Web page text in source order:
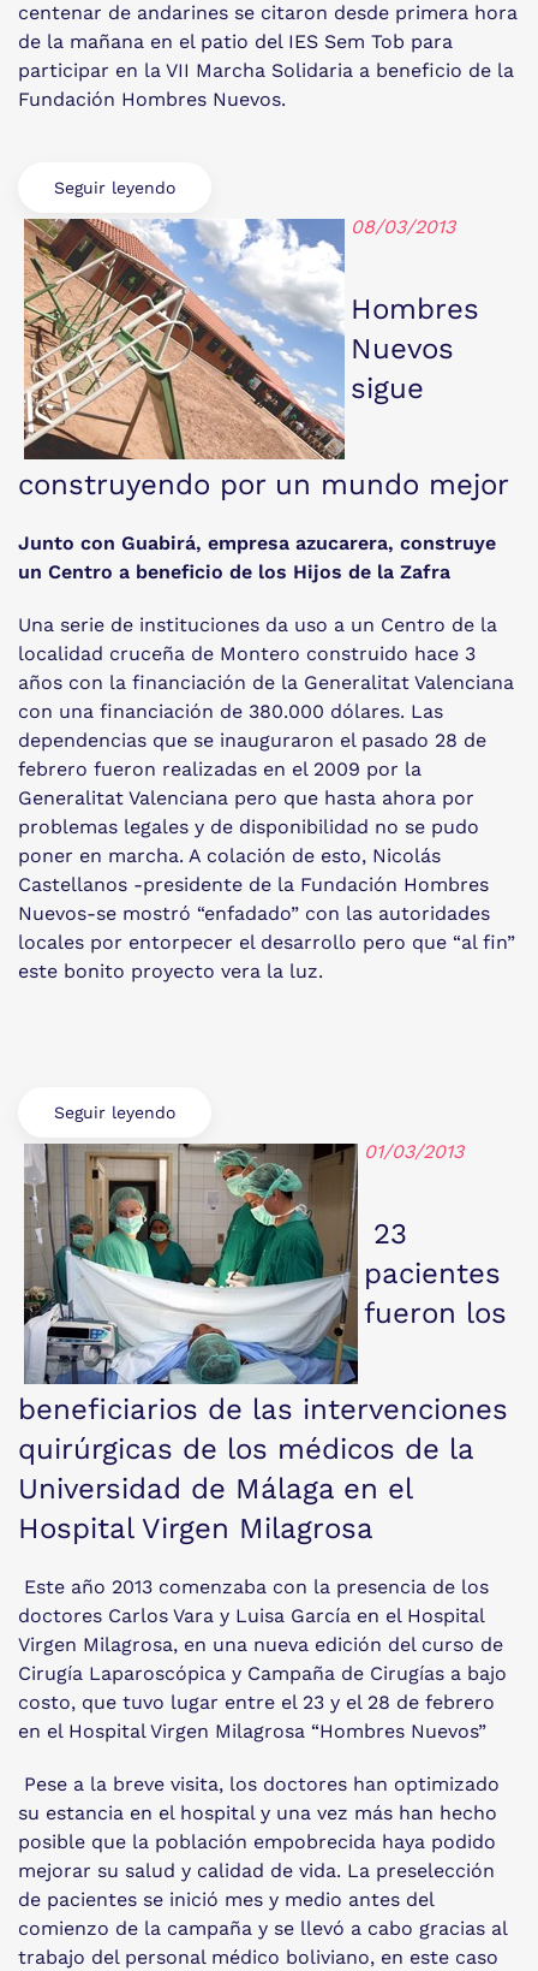
centenar de andarines se citaron desde primera hora
de la mañana en el patio del IES Sem Tob para
participar en la VII Marcha Solidaria a beneficio de la
Fundación Hombres Nuevos.
Seguir leyendo
08/03/2013
Hombres
Nuevos
sigue
construyendo por un mundo mejor
Junto con Guabirá, empresa azucarera, construye
un Centro a beneficio de los Hijos de la Zafra
Una serie de instituciones da uso a un Centro de la
localidad cruceña de Montero construido hace 3
años con la financiación de la Generalitat Valenciana
con una financiación de 380.000 dólares. Las
dependencias que se inauguraron el pasado 28 de
febrero fueron realizadas en el 2009 por la
Generalitat Valenciana pero que hasta ahora por
problemas legales y de disponibilidad no se pudo
poner en marcha. A colación de esto, Nicolás
Castellanos -presidente de la Fundación Hombres
Nuevos-se mostró “enfadado” con las autoridades
locales por entorpecer el desarrollo pero que “al fin”
este bonito proyecto vera la luz.
Seguir leyendo
01/03/2013
23
pacientes
fueron los
beneficiarios de las intervenciones
quirúrgicas de los médicos de la
Universidad de Málaga en el
Hospital Virgen Milagrosa
Este año 2013 comenzaba con la presencia de los
doctores Carlos Vara y Luisa García en el Hospital
Virgen Milagrosa, en una nueva edición del curso de
Cirugía Laparoscópica y Campaña de Cirugías a bajo
costo, que tuvo lugar entre el 23 y el 28 de febrero
en el Hospital Virgen Milagrosa “Hombres Nuevos”
Pese a la breve visita, los doctores han optimizado
su estancia en el hospital y una vez más han hecho
posible que la población empobrecida haya podido
mejorar su salud y calidad de vida. La preselección
de pacientes se inició mes y medio antes del
comienzo de la campaña y se llevó a cabo gracias al
trabajo del personal médico boliviano, en este caso